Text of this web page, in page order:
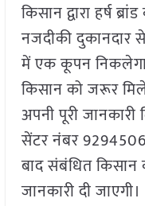
किसान द्वारा हर्ष
नजदीकी दुकानदार
में एक कूपन
किसान को जरूर
अपनी पूरी
सेंटर नंबर
बाद संबंधित
जानकारी दी जाएगी।